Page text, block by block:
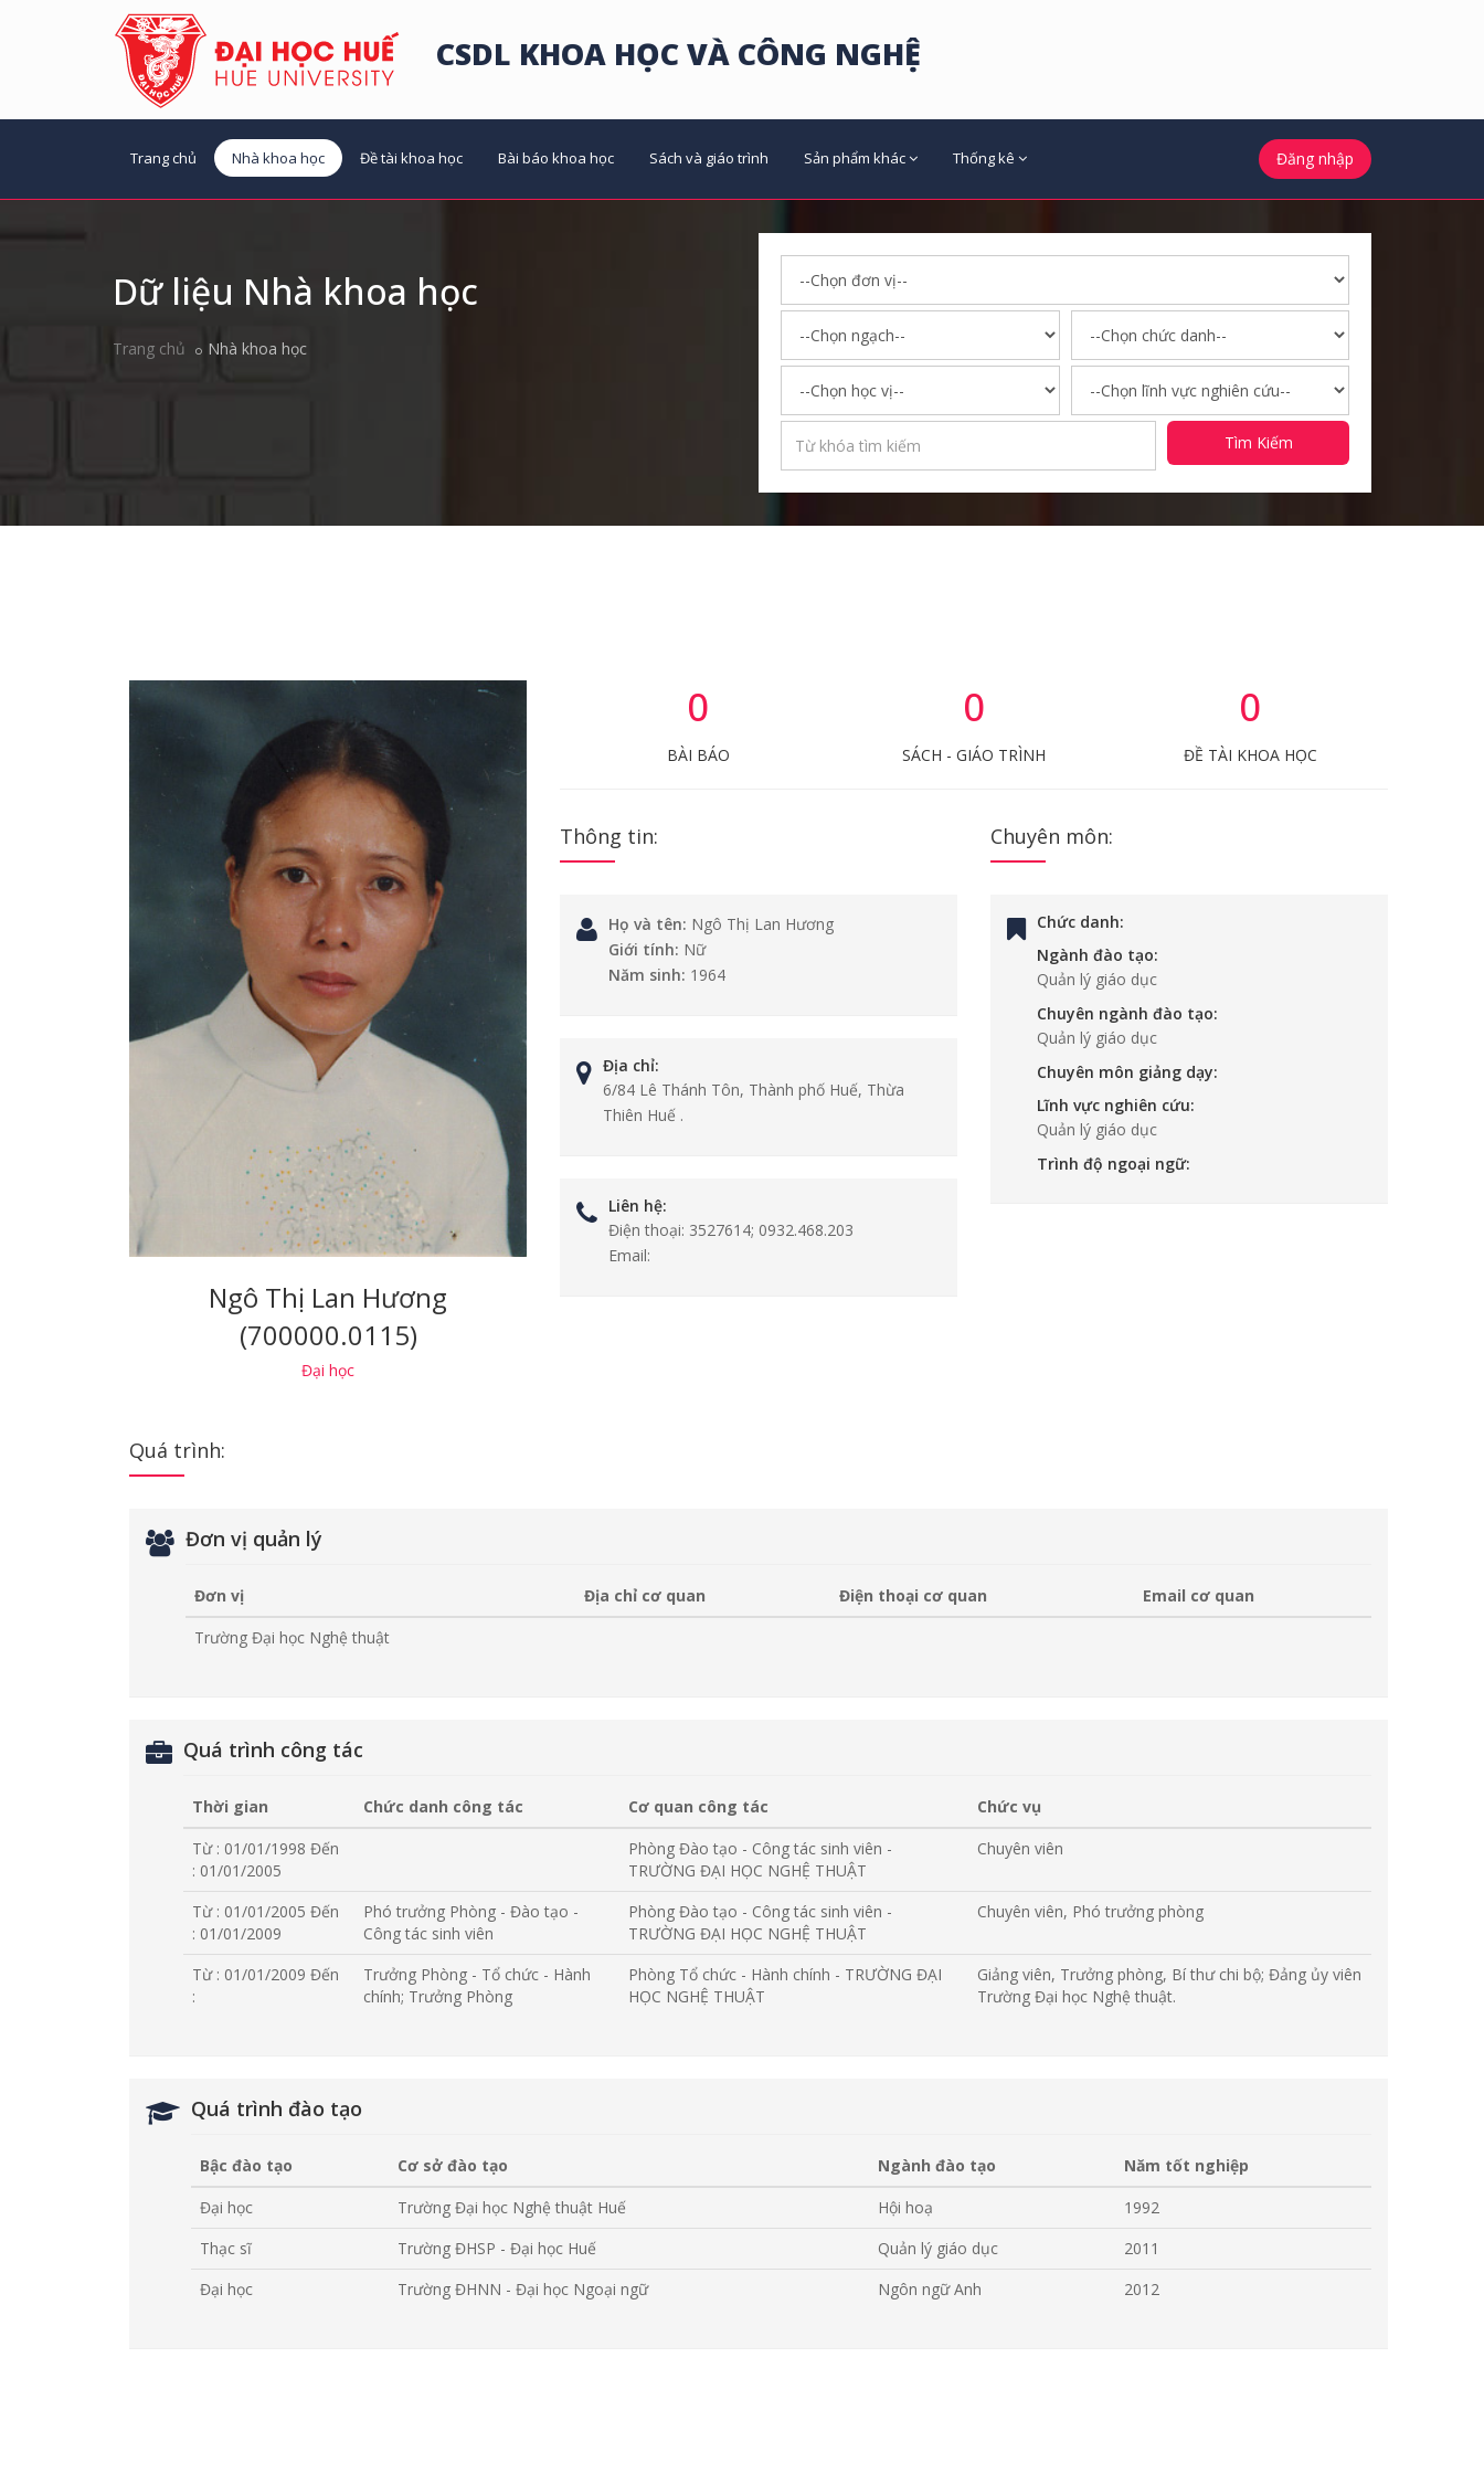
CSDL KHOA HỌC VÀ CÔNG NGHỆ
Trang chủ Nhà khoa học Đề tài khoa học Bài báo khoa học Sách và giáo trình Sản phẩm khác Thống kê Đăng nhập
Dữ liệu Nhà khoa học
Trang chủ Nhà khoa học
Tìm Kiếm
Ngô Thị Lan Hương
(700000.0115)
Đại học
0
BÀI BÁO
0
SÁCH - GIÁO TRÌNH
0
ĐỀ TÀI KHOA HỌC
Thông tin:
Họ và tên: Ngô Thị Lan Hương
Giới tính: Nữ
Năm sinh: 1964
Địa chỉ:
6/84 Lê Thánh Tôn, Thành phố Huế, Thừa
Thiên Huế .
Liên hệ:
Điện thoại: 3527614; 0932.468.203
Email:
Chuyên môn:
Chức danh:
Ngành đào tạo:
Quản lý giáo dục
Chuyên ngành đào tạo:
Quản lý giáo dục
Chuyên môn giảng dạy:
Lĩnh vực nghiên cứu:
Quản lý giáo dục
Trình độ ngoại ngữ:
Quá trình:
Đơn vị quản lý
Đơn vị Địa chỉ cơ quan Điện thoại cơ quan
Email cơ quan
Trường Đại học Nghệ thuật
Quá trình công tác
Thời gian Chức danh công tác Cơ quan công tác
Chức vụ
Từ : 01/01/1998 Đến
: 01/01/2005
Phòng Đào tạo - Công tác sinh viên -
TRƯỜNG ĐẠI HỌC NGHỆ THUẬT
Chuyên viên
Từ : 01/01/2005 Đến
: 01/01/2009
Phó trưởng Phòng - Đào tạo -
Công tác sinh viên
Phòng Đào tạo - Công tác sinh viên -
TRƯỜNG ĐẠI HỌC NGHỆ THUẬT
Chuyên viên, Phó trưởng phòng
Từ : 01/01/2009 Đến
:
Trưởng Phòng - Tổ chức - Hành
chính; Trưởng Phòng
Phòng Tổ chức - Hành chính - TRƯỜNG ĐẠI
HỌC NGHỆ THUẬT
Giảng viên, Trưởng phòng, Bí thư chi bộ; Đảng ủy viên
Trường Đại học Nghệ thuật.
Quá trình đào tạo
Bậc đào tạo Cơ sở đào tạo Ngành đào tạo
Năm tốt nghiệp
Đại học
Trường Đại học Nghệ thuật Huế Hội hoạ
1992
Thạc sĩ
Trường ĐHSP - Đại học Huế Quản lý giáo dục
2011
Đại học
Trường ĐHNN - Đại học Ngoại ngữ Ngôn ngữ Anh 2012